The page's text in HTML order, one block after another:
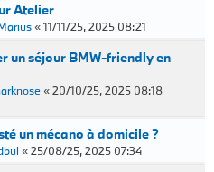
Atelier
«11/11/25, 2025 08:21
un séjour BMW-friendly en
«20/10/25, 2025 08:18
un mécano à domicile ?
«25/08/25, 2025 07:34